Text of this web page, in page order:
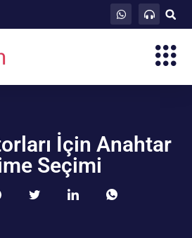
İçin Anahtar
Seçimi